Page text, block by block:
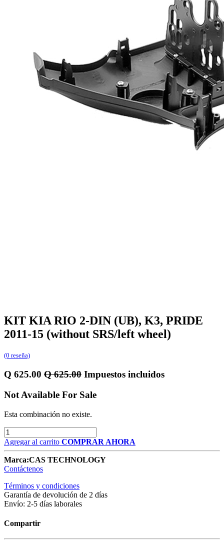
KIT KIA RIO 2-DIN (UB), K3, PRIDE
2011-15 (without SRS/left wheel)
(0 reseña)
Q 625.00 Q625.00 Impuestos incluidos
Not Available For Sale
Esta combinación no existe.
Agregar al carrito COMPRAR AHORA
Marca:CAS TECHNOLOGY
Contáctenos
Términos y condiciones
Garantía de devolución de 2 días
Envío: 2-5 días laborales
Compartir